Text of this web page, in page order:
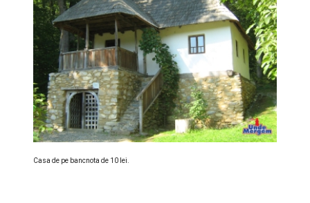
Casa de pe bancnota de 10 lei.